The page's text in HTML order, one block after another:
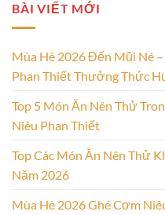
BÀI VIẾT MỚI
Mùa Hè 2026 Đến Mũi Né
Phan Thiết Thưởng Thức
Top 5 Món Ăn Nên Thử
Niêu Phan Thiết
Top Các Món Ăn Nên Thử
Năm 2026
Mùa Hè 2026 Ghé Cơm